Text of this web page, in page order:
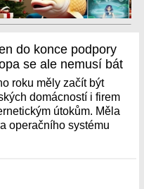
do konce podpory
se ale nemusí bát
roku měly začít být
domácností i firem
útokům. Měla
operačního systému